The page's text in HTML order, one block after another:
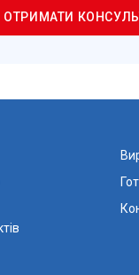
ОТРИМАТИ